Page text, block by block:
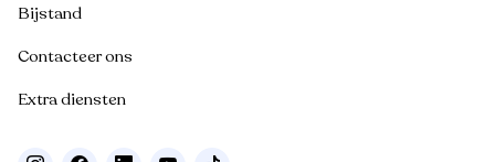
Bijstand
Contacteer ons
Extra diensten